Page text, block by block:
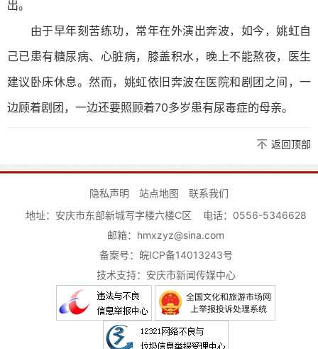
出。
由于早年刻苦练功，常年在外演出奔波，如今，姚虹自
己已患有糖尿病、心脏病，膝盖积水，晚上不能熬夜，医生
建议卧床休息。然而，姚虹依旧奔波在医院和剧团之间，一
边顾着剧团，一边还要照顾着70多岁患有尿毒症的母亲。
返回顶部
隐私声明 站点地图
联系我们
地址：安庆市东部新城写字楼六楼C区
电话：0556-5346628
邮箱：hmxzyz@sina.com
备案号： 皖ICP备14013243号
技术支持：安庆市新闻传媒中心